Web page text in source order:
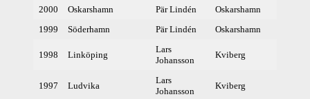
2000
Oskarshamn Pär Lindén Oskarshamn
1999
Söderhamn Pär Lindén Oskarshamn
1998 Linköping
Lars
Johansson
Kviberg
1997 Ludvika
Lars
Johansson
Kviberg